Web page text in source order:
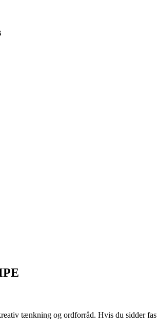
tænkning og ordforråd. Hvis du sidder